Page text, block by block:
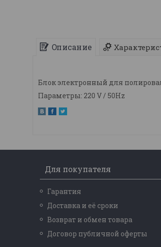
Описание
Блок электронный для
Параметры: 220 V / 50Hz
Для покупателя
Гарантия
Доставка и её сроки
Возврат и обмен товара
Договор публичной оферты